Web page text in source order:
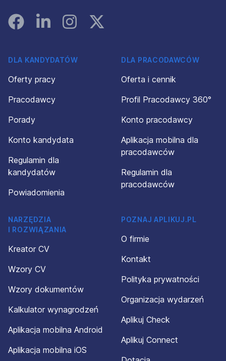
FacebookLinked InInstagramInstagram
DLA KANDYDATÓW
Oferty pracy
Pracodawcy
Porady
Konto kandydata
Regulamin dla
kandydatów
Powiadomienia
DLA PRACODAWCÓW
Oferta i cennik
Profil Pracodawcy 360°
Konto pracodawcy
Aplikacja mobilna dla
pracodawców
Regulamin dla
pracodawców
NARZĘDZIA
I ROZWIĄZANIA
Kreator CV
Wzory CV
Wzory dokumentów
Kalkulator wynagrodzeń
Aplikacja mobilna Android
Aplikacja mobilna iOS
POZNAJ APLIKUJ.PL
O firmie
Kontakt
Polityka prywatności
Organizacja wydarzeń
Aplikuj Check
Aplikuj Connect